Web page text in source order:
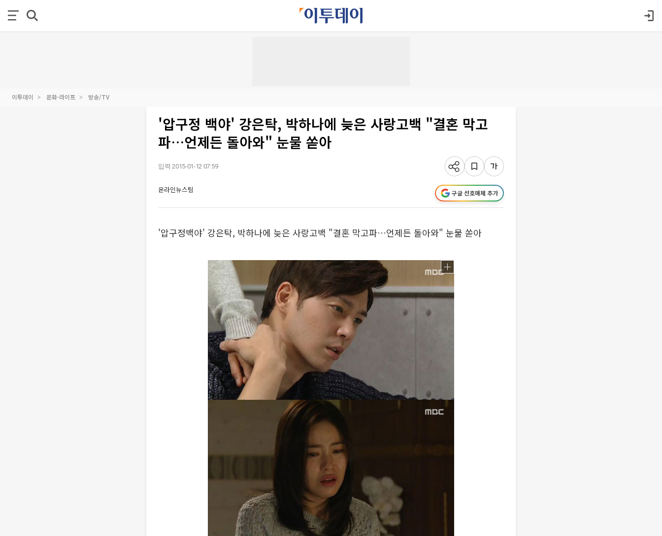
이투데이 문화·라이프 방송/TV
'압구정 백야' 강은탁, 박하나에 늦은 사랑고백 "결혼 막고
파…언제든 돌아와" 눈물 쏟아
입력 2015-01-12 07:59
온라인뉴스팀 구글 선호매체 추가
'압구정백야' 강은탁, 박하나에 늦은 사랑고백 "결혼 막고파…언제든 돌아와" 눈물 쏟아